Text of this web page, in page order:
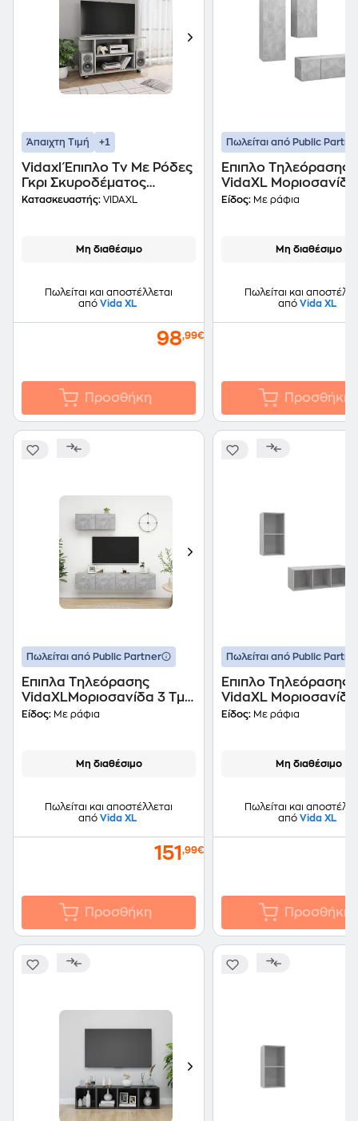
Άπαιχτη Τιμή +1
Vidaxl Έπιπλο Tv Με Ρόδες
Γκρι Σκυροδέματος
80x40x40 Εκ.
Κατασκευαστής: VIDAXL
Μη διαθέσιμο
Πωλείται και αποστέλλεται
από Vida XL
98,99€
Προσθήκη
Πωλείται από Public
Έπιπλο Τηλεόρασης
VidaXL
Τμχ 30x60x30cm -
Είδος: Με ράφια
Μη διαθέσιμο
Πωλείται και
από Vida XL
Προσθήκη
Πωλείται από Public Partner
Έπιπλα Τηλεόρασης
VidaXLΜοριοσανίδα 3 Τμχ
80x30x30 cm - Γκρι
Είδος: Με ράφια
Μη διαθέσιμο
Πωλείται και αποστέλλεται
από Vida XL
151 ,99€
Προσθήκη
Πωλείται από Public
Έπιπλο Τηλεόρασης
VidaXL
37x37x72cm - Γκρι
Είδος: Με ράφια
Μη διαθέσιμο
Πωλείται και
από Vida XL
Προσθήκη